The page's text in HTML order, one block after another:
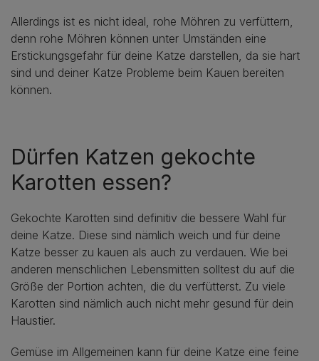
Allerdings ist es nicht ideal, rohe Möhren zu verfüttern,
denn rohe Möhren können unter Umständen eine
Erstickungsgefahr für deine Katze darstellen, da sie hart
sind und deiner Katze Probleme beim Kauen bereiten
können.
Dürfen Katzen gekochte
Karotten essen?
Gekochte Karotten sind definitiv die bessere Wahl für
deine Katze. Diese sind nämlich weich und für deine
Katze besser zu kauen als auch zu verdauen. Wie bei
anderen menschlichen Lebensmitten solltest du auf die
Größe der Portion achten, die du verfütterst. Zu viele
Karotten sind nämlich auch nicht mehr gesund für dein
Haustier.
Gemüse im Allgemeinen kann für deine Katze eine feine